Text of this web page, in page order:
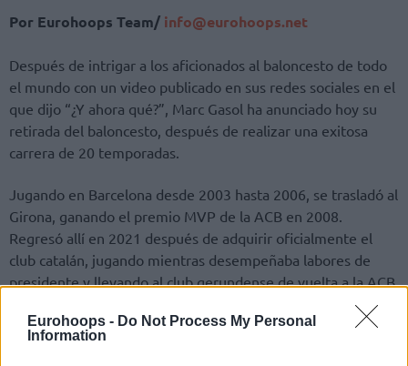
Eurohoops - Do Not Process My Personal
Information
Por Eurohoops Team/ info@eurohoops.net
Después de intrigar a los aficionados al baloncesto de todo
el mundo con un video publicado en sus redes sociales en el
que dijo “¿Y ahora qué?”, Marc Gasol ha anunciado hoy su
retirada del baloncesto, después de realizar una exitosa
carrera de 20 temporadas.
Jugando en Barcelona desde 2003 hasta 2006, se trasladó al
Girona, ganando el premio MVP de la ACB en 2008.
Regresó allí en 2021 después de adquirir oficialmente el
club catalán, jugando mientras desempeñaba labores de
presidente y llevando al club gerundense de vuelta a la ACB.
Lo más destacado de su carrera fue su paso por la NBA,
donde comenzó siendo seleccionado en la 48ª posición en el